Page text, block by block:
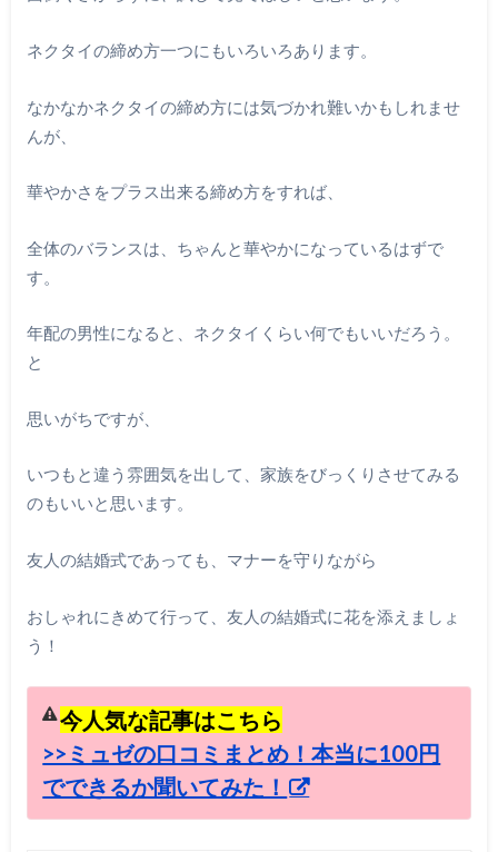
ネクタイの締め方一つにもいろいろあります。
なかなかネクタイの締め方には気づかれ難いかもしれませ
んが、
華やかさをプラス出来る締め方をすれば、
全体のバランスは、ちゃんと華やかになっているはずで
す。
年配の男性になると、ネクタイくらい何でもいいだろう。
と
思いがちですが、
いつもと違う雰囲気を出して、家族をびっくりさせてみる
のもいいと思います。
友人の結婚式であっても、マナーを守りながら
おしゃれにきめて行って、友人の結婚式に花を添えましょ
う！
今人気な記事はこちら
>>ミュゼの口コミまとめ！本当に100円
でできるか聞いてみた！